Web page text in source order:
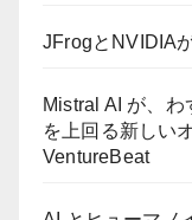
JFrogとNVIDIA
Mistral AI が、
を上回る新しい
VentureBeat